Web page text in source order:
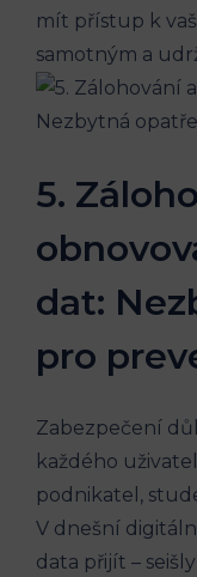
mít přístup k
samotným a
5.
dat:
pro
Zabezpečení
každého
podnikatel,
V dnešní
data přijít –